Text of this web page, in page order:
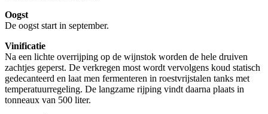
Oogst
De oogst start in september.
Vinificatie
Na een lichte overrijping op de wijnstok worden de hele druiven
zachtjes geperst. De verkregen most wordt vervolgens koud statisch
gedecanteerd en laat men fermenteren in roestvrijstalen tanks met
temperatuurregeling. De langzame rijping vindt daarna plaats in
tonneaux van 500 liter.